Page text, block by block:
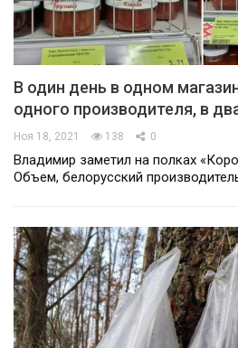
В один день в одном
одного производителя, в
Ноя 18, 2021 138 0
Владимир заметил на полках
Объем, белорусский